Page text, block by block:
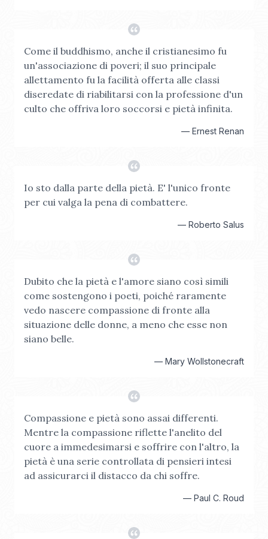
Come il buddhismo, anche il cristianesimo fu
un'associazione di poveri; il suo principale
allettamento fu la facilità offerta alle classi
diseredate di riabilitarsi con la professione d'un
culto che offriva loro soccorsi e pietà infinita.
— Ernest Renan
Io sto dalla parte della pietà. E' l'unico fronte
per cui valga la pena di combattere.
— Roberto Salus
Dubito che la pietà e l'amore siano così simili
come sostengono i poeti, poiché raramente
vedo nascere compassione di fronte alla
situazione delle donne, a meno che esse non
siano belle.
— Mary Wollstonecraft
Compassione e pietà sono assai differenti.
Mentre la compassione riflette l'anelito del
cuore a immedesimarsi e soffrire con l'altro, la
pietà è una serie controllata di pensieri intesi
ad assicurarci il distacco da chi soffre.
— Paul C. Roud